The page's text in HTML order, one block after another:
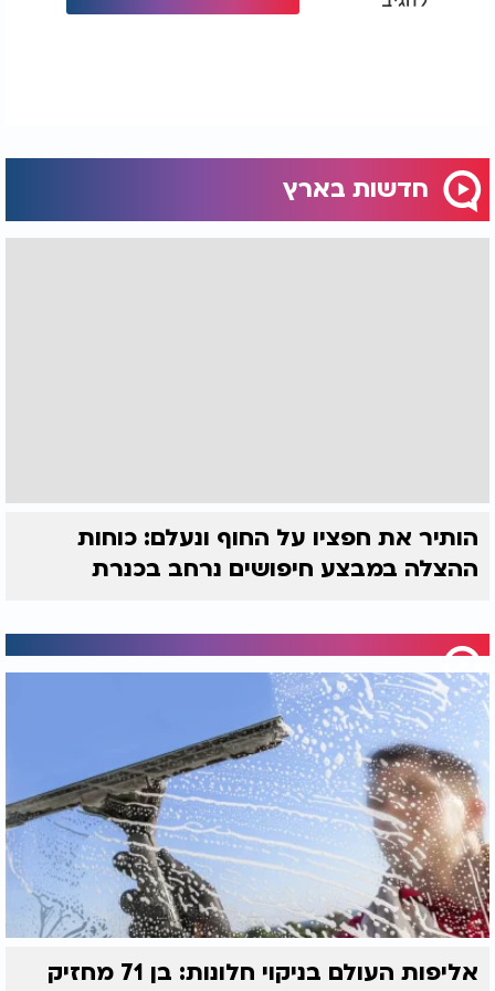
חדשות בארץ
הותיר את חפציו על החוף ונעלם: כוחות
ההצלה במבצע חיפושים נרחב בכנרת
אליפות העולם בניקוי חלונות: בן 71 מחזיק